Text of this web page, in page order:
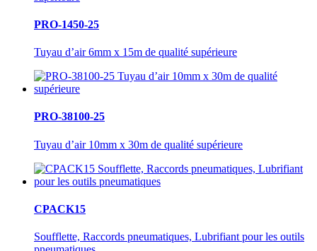
PRO-1450-25
Tuyau d’air 6mm x 15m de qualité supérieure
PRO-38100-25
Tuyau d’air 10mm x 30m de qualité supérieure
CPACK15
Soufflette, Raccords pneumatiques, Lubrifiant pour les outils